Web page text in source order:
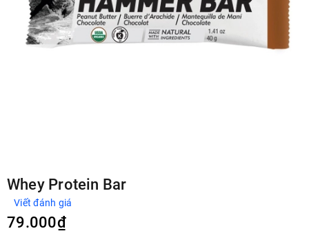
Whey Protein Bar
Viết đánh giá
79.000₫